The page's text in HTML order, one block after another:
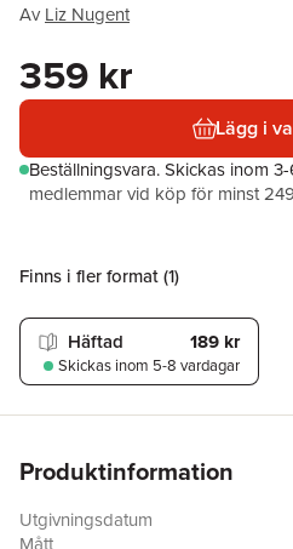
Av Liz Nugent
359 kr
Lägg i
Beställningsvara.Skickas inom
medlemmar vid köp för minst
Finns i fler format (1)
Häftad 189 kr
Skickas inom 5-8 vardagar
Produktinformation
Utgivningsdatum